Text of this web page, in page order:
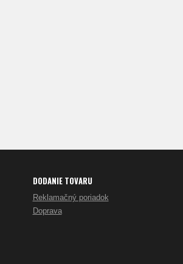
DODANIE TOVARU
Reklamačný poriadok
Doprava